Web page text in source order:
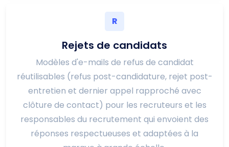
R
Rejets de candidats
Modèles d'e-mails de refus de candidat
réutilisables (refus post-candidature, rejet post-
entretien et dernier appel rapproché avec
clôture de contact) pour les recruteurs et les
responsables du recrutement qui envoient des
réponses respectueuses et adaptées à la